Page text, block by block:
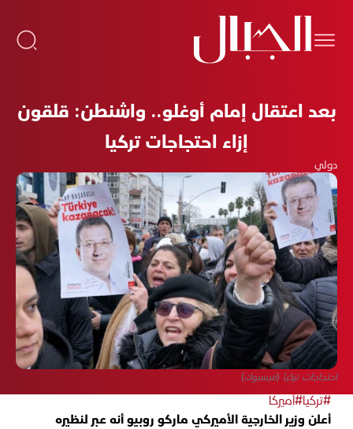
بعد اعتقال إمام أوغلو.. واشنطن: قلقون
إزاء احتجاجات تركيا
دولي
احتجاجات تركيا (فيسبوك)
#تركيا#أميركا
أعلن وزير الخارجية الأميركي ماركو روبيو أنه عبر لنظيره